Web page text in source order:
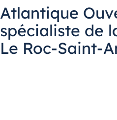
Atlantique
spécialiste de
Le Roc-Saint-